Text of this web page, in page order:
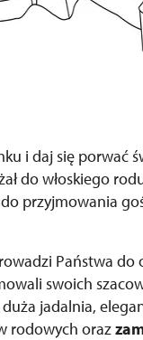
i daj się porwać
do włoskiego
przyjmowania
Państwa
swoich
duża jadalnia,
rodowych oraz